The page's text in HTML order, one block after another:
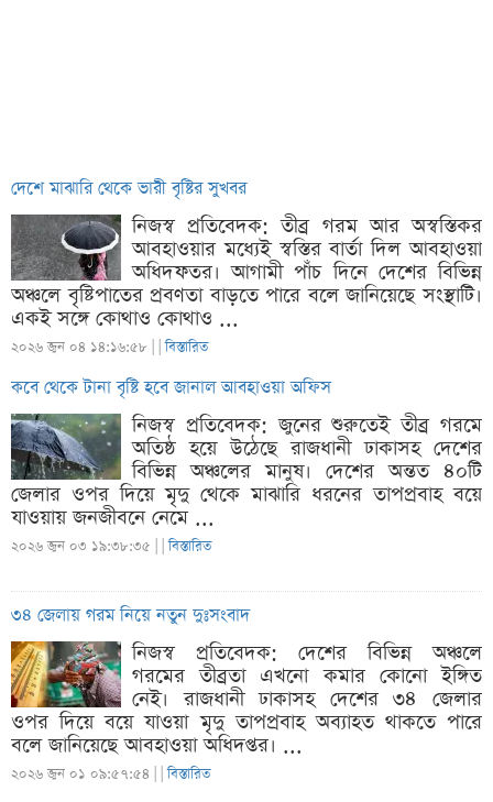
দেশে মাঝারি থেকে ভারী বৃষ্টির সুখবর
নিজস্ব প্রতিবেদক: তীব্র গরম আর অস্বস্তিকর
আবহাওয়ার মধ্যেই স্বস্তির বার্তা দিল আবহাওয়া
অধিদফতর। আগামী পাঁচ দিনে দেশের বিভিন্ন
অঞ্চলে বৃষ্টিপাতের প্রবণতা বাড়তে পারে বলে জানিয়েছে সংস্থাটি।
একই সঙ্গে কোথাও কোথাও ...
২০২৬ জুন ০৪ ১৪:১৬:৫৮ | |বিস্তারিত
কবে থেকে টানা বৃষ্টি হবে জানাল আবহাওয়া অফিস
নিজস্ব প্রতিবেদক: জুনের শুরুতেই তীব্র গরমে
অতিষ্ঠ হয়ে উঠেছে রাজধানী ঢাকাসহ দেশের
বিভিন্ন অঞ্চলের মানুষ। দেশের অন্তত ৪০টি
জেলার ওপর দিয়ে মৃদু থেকে মাঝারি ধরনের তাপপ্রবাহ বয়ে
যাওয়ায় জনজীবনে নেমে ...
২০২৬ জুন ০৩ ১৯:৩৮:৩৫ | |বিস্তারিত
৩৪ জেলায় গরম নিয়ে নতুন দুঃসংবাদ
নিজস্ব প্রতিবেদক: দেশের বিভিন্ন অঞ্চলে
গরমের তীব্রতা এখনো কমার কোনো ইঙ্গিত
নেই। রাজধানী ঢাকাসহ দেশের ৩৪ জেলার
ওপর দিয়ে বয়ে যাওয়া মৃদু তাপপ্রবাহ অব্যাহত থাকতে পারে
বলে জানিয়েছে আবহাওয়া অধিদপ্তর। ...
২০২৬ জুন ০১ ০৯:৫৭:৫৪ | |বিস্তারিত